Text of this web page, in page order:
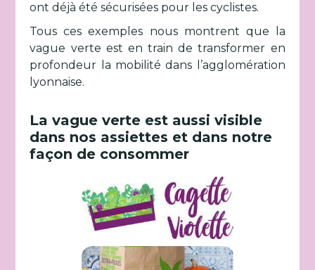
ont déjà été sécurisées pour les cyclistes.
Tous ces exemples nous montrent que la
vague verte est en train de transformer en
profondeur la mobilité dans l’agglomération
lyonnaise.
La vague verte est aussi visible
dans nos assiettes et dans notre
façon de consommer